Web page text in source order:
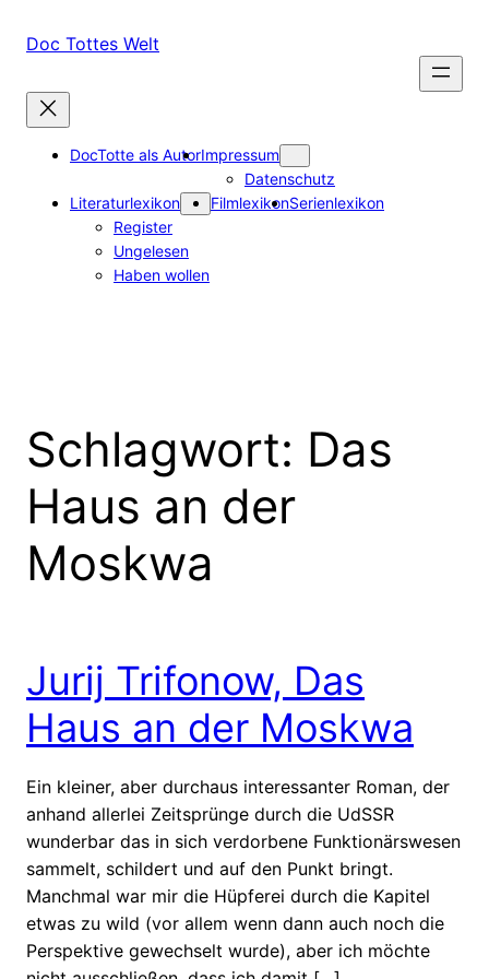
InhaltDoc Tottes Welt
DocTotte als AutorImpressum
Datenschutz
Literaturlexikon
Register
Ungelesen
Haben wollen
FilmlexikonSerienlexikon
Schlagwort: Das
Haus an der
Moskwa
Jurij Trifonow, Das
Haus an der Moskwa
Ein kleiner, aber durchaus interessanter Roman, der
anhand allerlei Zeitsprünge durch die UdSSR
wunderbar das in sich verdorbene Funktionärswesen
sammelt, schildert und auf den Punkt bringt.
Manchmal war mir die Hüpferei durch die Kapitel
etwas zu wild (vor allem wenn dann auch noch die
Perspektive gewechselt wurde), aber ich möchte